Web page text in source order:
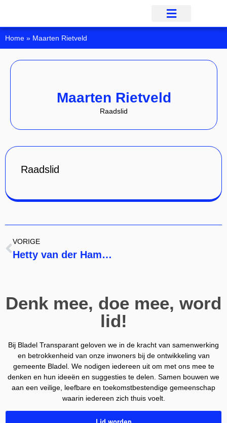
Home » Maarten Rietveld
Maarten Rietveld
Raadslid
Raadslid
VORIGE
Hetty van der Hamsvoort
Denk mee, doe mee, word
lid!
Bij Bladel Transparant geloven we in de kracht van samenwerking
en betrokkenheid van onze inwoners bij de ontwikkeling van
gemeente Bladel. We nodigen iedereen uit om met ons mee te
denken en hun ideeën en suggesties te delen. Samen bouwen we
aan een veilige, leefbare en toekomstbestendige gemeenschap
waarin iedereen zich thuis voelt.